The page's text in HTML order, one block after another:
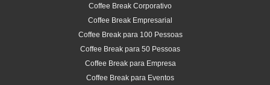
Coffee Break Corporativo
Coffee Break Empresarial
Coffee Break para 100 Pessoas
Coffee Break para 50 Pessoas
Coffee Break para Empresa
Coffee Break para Eventos